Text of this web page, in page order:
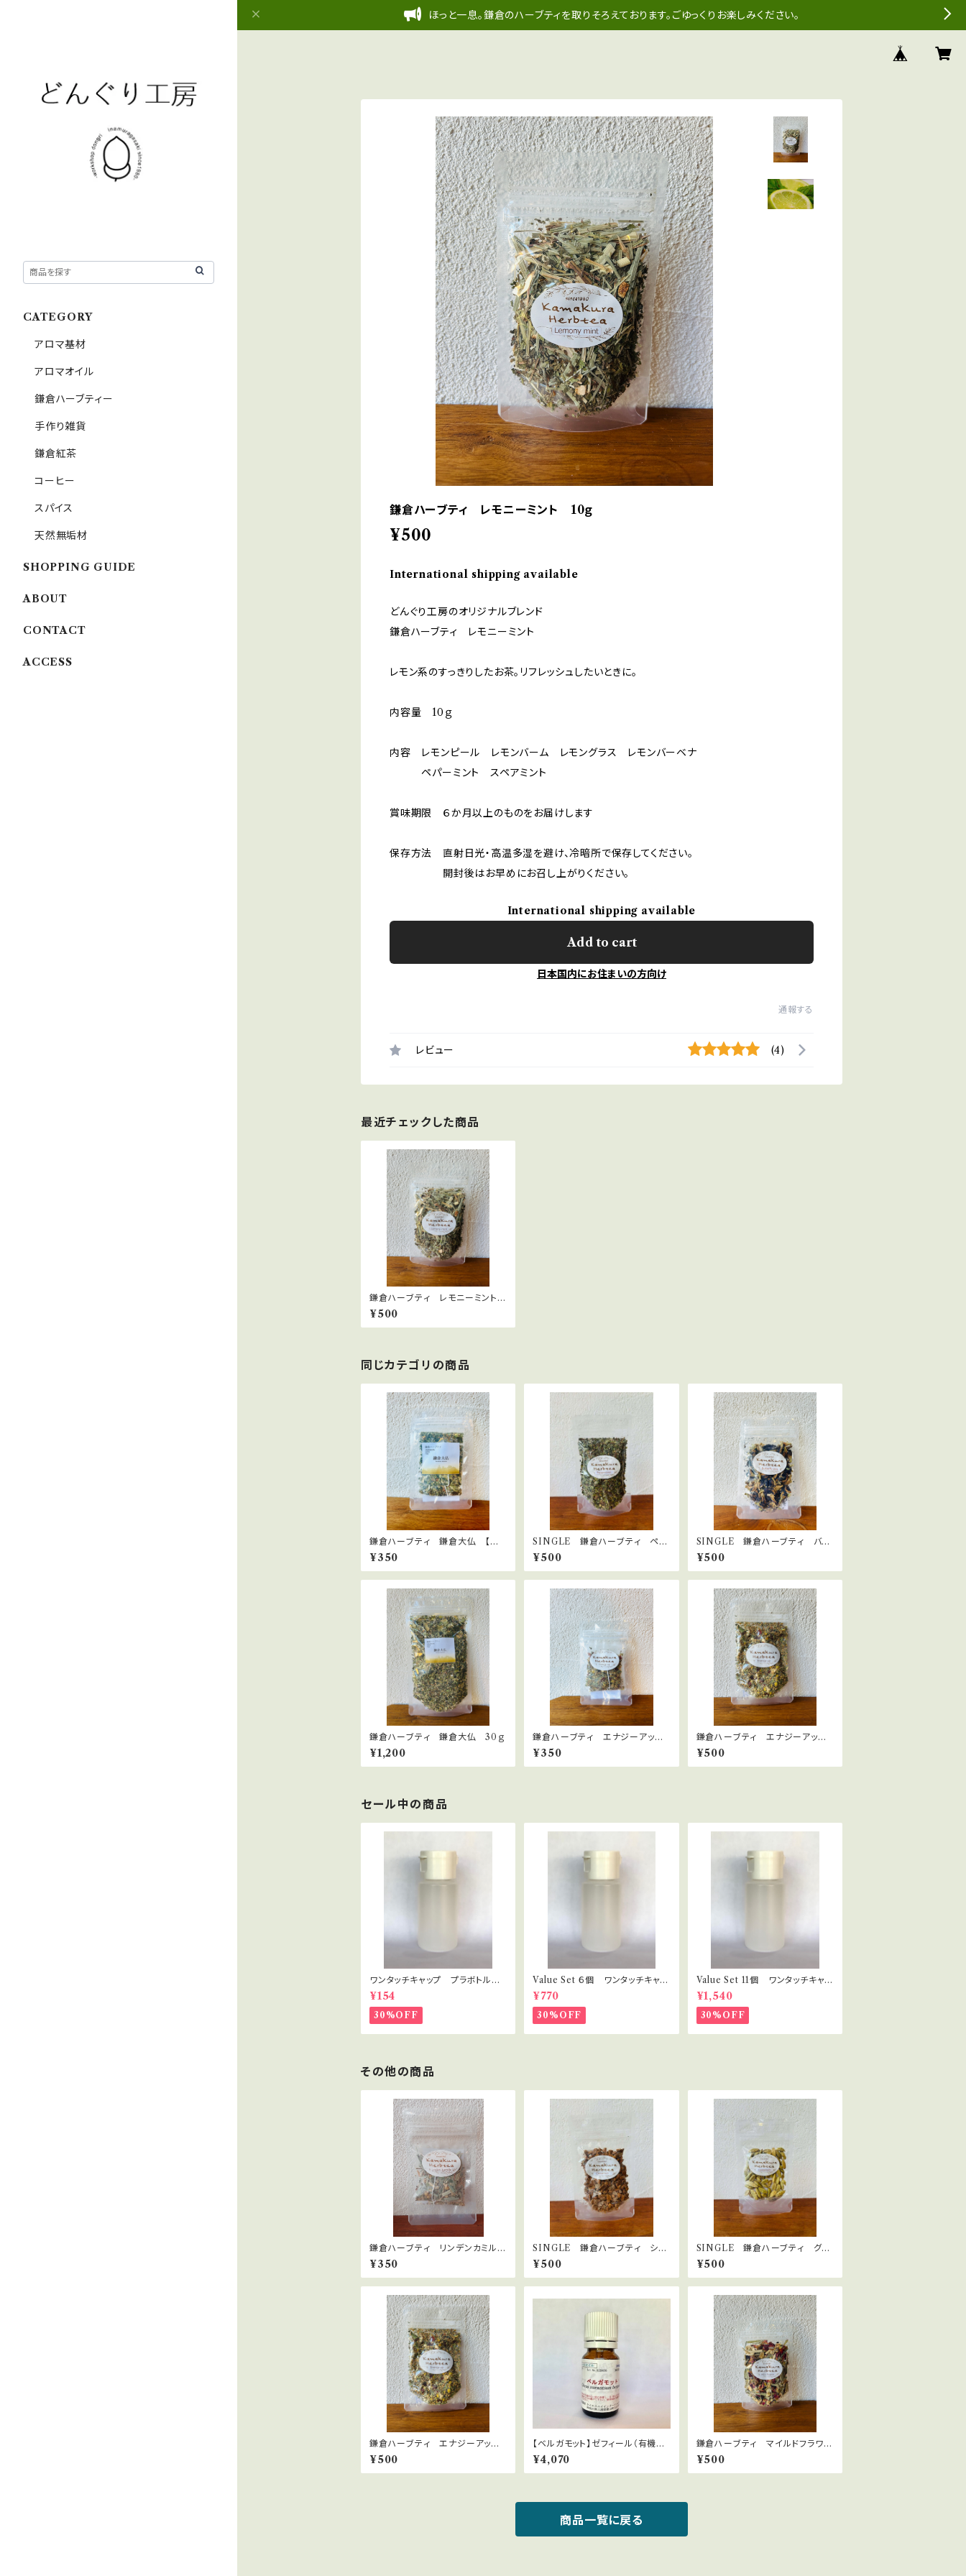
ほっと一息。鎌倉のハーブティを取りそろえております。ごゆっくりお楽しみください。
鎌倉ハーブティ レモニーミント 10ｇ
¥500
International shipping available
どんぐり工房のオリジナルブレンド
鎌倉ハーブティ レモニーミント
レモン系のすっきりしたお茶。リフレッシュしたいときに。
内容量 10ｇ
内容 レモンピール レモンバーム レモングラス レモンバーベナ
ペパーミント スペアミント
賞味期限 ６か月以上のものをお届けします
保存方法 直射日光・高温多湿を避け、冷暗所で保存してください。
開封後はお早めにお召し上がりください。
International shipping available
Add to cart
日本国内にお住まいの方向け
通報する
レビュー (4)
最近チェックした商品
鎌倉ハーブティ レモニーミント
10ｇ
¥500
同じカテゴリの商品
鎌倉ハーブティ 鎌倉大仏 【ティ
ーバッグ】1.5g×2bags
¥350
SINGLE 鎌倉ハーブティ ペパ
ーミント 15ｇ
¥500
SINGLE 鎌倉ハーブティ バタ
フライピー
¥500
鎌倉ハーブティ 鎌倉大仏 30ｇ
¥1,200
鎌倉ハーブティ エナジーアッ
プ 【ティーバッグ】２.０g×2bags
¥350
鎌倉ハーブティ エナジーアッ
プ 10ｇ
¥500
セール中の商品
ワンタッチキャップ プラボトル 3
0ml
¥154
30%OFF
Value Set ６個 ワンタッチキャッ
プ プラボトル 30ml セラピス
ト・講座用
¥770
30%OFF
Value Set 11個 ワンタッチキャッ
プ プラボトル 30ml セラピス
ト・講座用
¥1,540
30%OFF
その他の商品
鎌倉ハーブティ リンデンカミル
レ 【ティーバッグ】１.５g×2bags
¥350
SINGLE 鎌倉ハーブティ シナ
モン チップ 20ｇ
¥500
SINGLE 鎌倉ハーブティ グリ
ーンカルダモン 15ｇ ネパール
直輸入
¥500
鎌倉ハーブティ エナジーアッ
プ 10ｇ
¥500
【ベルガモット】ゼフィール（有機栽
培）citrus aurantum bergamia
¥4,070
鎌倉ハーブティ マイルドフラワ
ー 10ｇ
¥500
商品一覧に戻る
CATEGORY
アロマ基材
アロマオイル
鎌倉ハーブティー
手作り雑貨
鎌倉紅茶
コーヒー
スパイス
天然無垢材
SHOPPING GUIDE
ABOUT
CONTACT
ACCESS